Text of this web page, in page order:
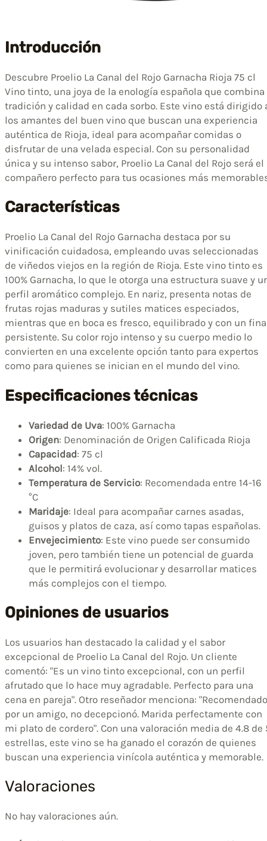
Introducción
Descubre Proelio La Canal del Rojo Garnacha Rioja 75 cl
Vino tinto, una joya de la enología española que combina
tradición y calidad en cada sorbo. Este vino está dirigido
los amantes del buen vino que buscan una experiencia
auténtica de Rioja, ideal para acompañar comidas o
disfrutar de una velada especial. Con su personalidad
única y su intenso sabor, Proelio La Canal del Rojo será el
compañero perfecto para tus ocasiones más
Características
Proelio La Canal del Rojo Garnacha destaca por su
vinificación cuidadosa, empleando uvas seleccionadas
de viñedos viejos en la región de Rioja. Este vino tinto es
100% Garnacha, lo que le otorga una estructura suave y
perfil aromático complejo. En nariz, presenta notas de
frutas rojas maduras y sutiles matices especiados,
mientras que en boca es fresco, equilibrado y con un
persistente. Su color rojo intenso y su cuerpo medio lo
convierten en una excelente opción tanto para expertos
como para quienes se inician en el mundo del vino.
Especificaciones técnicas
Variedad de Uva: 100% Garnacha
Origen: Denominación de Origen Calificada Rioja
Capacidad: 75 cl
Alcohol: 14% vol.
Temperatura de Servicio: Recomendada entre 14-16
°C
Maridaje: Ideal para acompañar carnes asadas,
guisos y platos de caza, así como tapas españolas.
Envejecimiento: Este vino puede ser consumido
joven, pero también tiene un potencial de guarda
que le permitirá evolucionar y desarrollar matices
más complejos con el tiempo.
Opiniones de usuarios
Los usuarios han destacado la calidad y el sabor
excepcional de Proelio La Canal del Rojo. Un cliente
comentó: "Es un vino tinto excepcional, con un perfil
afrutado que lo hace muy agradable. Perfecto para una
cena en pareja". Otro reseñador menciona: "Recomendado
por un amigo, no decepcionó. Marida perfectamente con
mi plato de cordero". Con una valoración media de 4.8 de
estrellas, este vino se ha ganado el corazón de quienes
buscan una experiencia vinícola auténtica y memorable.
Valoraciones
No hay valoraciones aún.